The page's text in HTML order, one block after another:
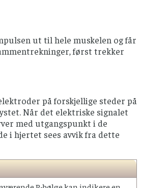
ut til hele muskelen og får
først trekker
på forskjellige steder på
Når det elektriske signalet
med utgangspunkt i de
i hjertet sees avvik fra dette